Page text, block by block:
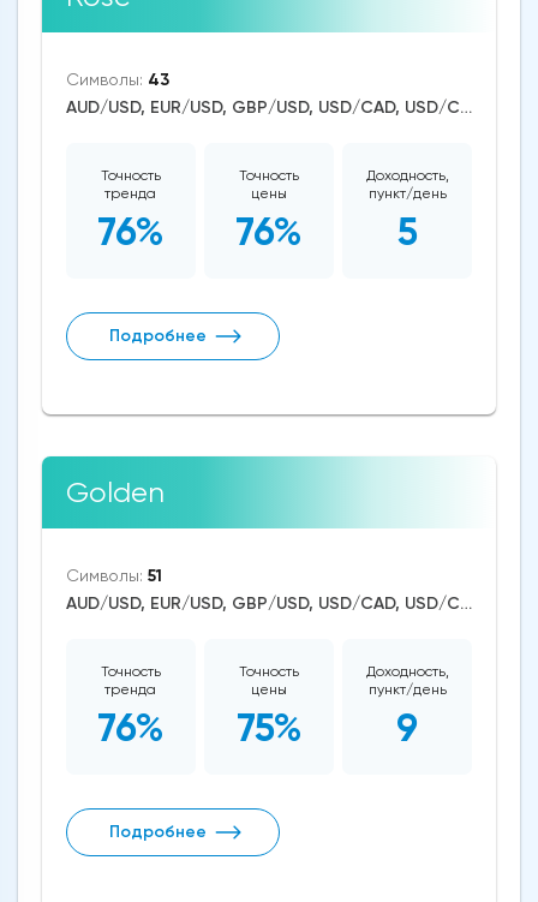
Символы: 43
AUD/USD, EUR/USD, GBP/USD, USD/CAD, USD/CHF, USD/JPY, CAD/CHF, EUR/AUD, EUR/NZD, EUR/GBP, CAD/JPY, EUR/CHF, GBP/AUD, GBP/NZD, AUD/NZD, GBP/CHF, NZD/CHF, AUD/CHF, EUR/JPY, CHF/JPY, EUR/CAD, GBP/JPY, NZD/JPY, AUD/JPY, NZD/USD, GBP/CAD, NZD/CAD, AUD/CAD, Cardano/USD, Litecoin/USD, Ethereum/USD, Bitcoin/USD, XRP/USD, US Dollar Index, Dow Jones, NASDAQ 100, S&P 500, WTI Crude Oil, Silver, Gold, Pfizer, Solana, Avalanche
Точность
тренда
76%
Точность
цены
76%
Доходность,
пункт/день
5
Подробнее
Golden
Символы: 51
AUD/USD, EUR/USD, GBP/USD, USD/CAD, USD/CHF, USD/JPY, CAD/CHF, EUR/AUD, EUR/NZD, EUR/GBP, CAD/JPY, EUR/CHF, GBP/AUD, GBP/NZD, USD/SEK, AUD/NZD, GBP/CHF, NZD/CHF, AUD/CHF, EUR/JPY, CHF/JPY, EUR/CAD, GBP/JPY, NZD/JPY, AUD/JPY, NZD/USD, GBP/CAD, NZD/CAD, AUD/CAD, Litecoin/USD, Ethereum/USD, Bitcoin/USD, XRP/USD, US Dollar Index, DAX, Nikkei 225, Dow Jones, NASDAQ 100, S&P 500, WTI Crude Oil, Natural Gas, Silver, Gold, Apple, Netflix, Meta Platforms, Amazon, Tesla Motors, Binance Coin, Chainlink, Solana
Точность
тренда
76%
Точность
цены
75%
Доходность,
пункт/день
9
Подробнее